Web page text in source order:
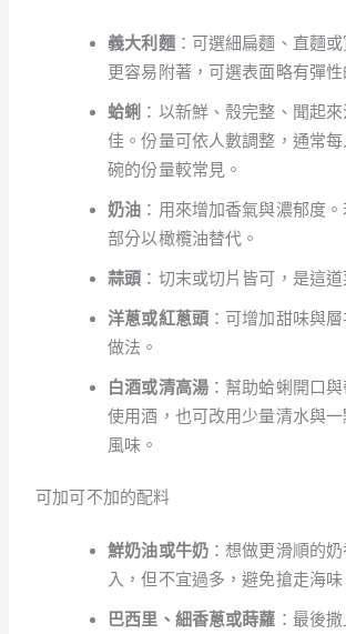
義大利麵：可選細扁麵、直麵
更容易附著，可選表面略有彈性
蛤蜊 ：以新鮮、殼完整、聞起
佳。份量可依人數調整，通常
碗的份量較常見。
奶油 ：用來增加香氣與濃郁度
部分以橄欖油替代。
蒜頭 ：切末或切片皆可，是這
洋蔥或紅蔥頭 ：可增加甜味與
做法。
白酒或清高湯 ：幫助蛤蜊開口
使用酒，也可改用少量清水與
風味。
可加可不加的配料
鮮奶油或牛奶 ：想做更滑順的
入，但不宜過多，避免搶走海味
巴西里、細香蔥或蒔蘿 ：最後